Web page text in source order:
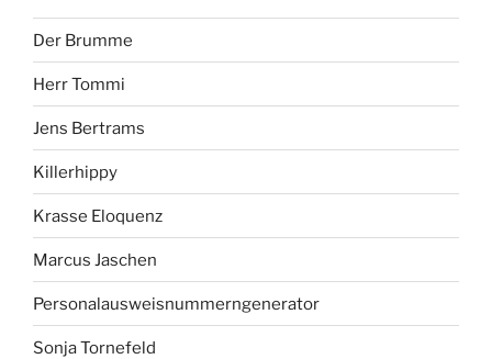
Der Brumme
Herr Tommi
Jens Bertrams
Killerhippy
Krasse Eloquenz
Marcus Jaschen
Personalausweisnummerngenerator
Sonja Tornefeld